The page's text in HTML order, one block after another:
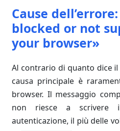
Cause
blocked or not
your browser»
Al contrario di quanto dice
causa principale è
browser. Il messaggio
non riesce a scrivere
autenticazione, il più delle